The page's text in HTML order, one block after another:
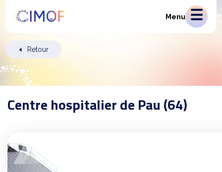
Menu
Retour
Centre hospitalier de Pau (64)